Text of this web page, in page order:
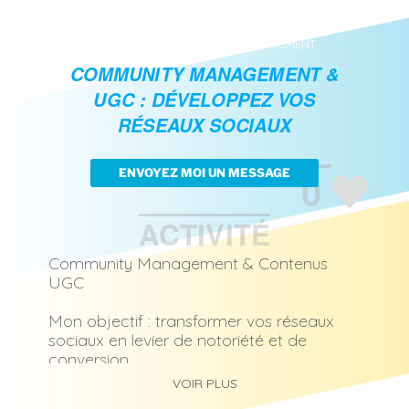
COMMUNITY MANAGEMENT
COMMUNITY MANAGEMENT &
UGC : DÉVELOPPEZ VOS
RÉSEAUX SOCIAUX
0
ENVOYEZ MOI UN MESSAGE
ACTIVITÉ
Community Management & Contenus
UGC
Mon objectif : transformer vos réseaux
sociaux en levier de notoriété et de
conversion
Diplômée d’un Master en Communication,
spécialiste des réseaux sociaux, ayant de
VOIR PLUS